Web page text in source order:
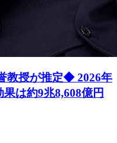
教授が推定◆ 2026年
は約9兆8,608億円